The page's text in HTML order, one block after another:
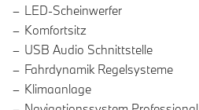
LED-Scheinwerfer
Komfortsitz
USB Audio Schnittstelle
Fahrdynamik Regelsysteme
Klimaanlage